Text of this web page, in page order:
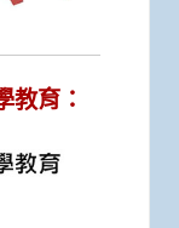
育：